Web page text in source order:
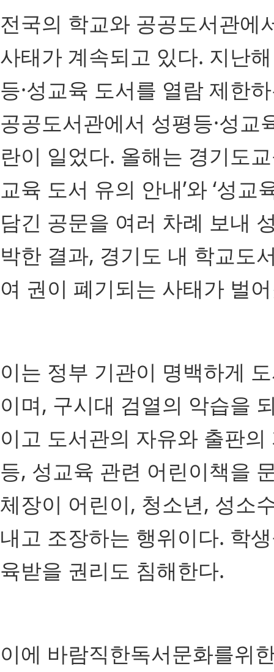
전국의 학교와 공공도서관에
사태가 계속되고 있다. 지난
등·성교육 도서를 열람 제한
공공도서관에서 성평등·성
란이 일었다. 올해는 경기도
교육 도서 유의 안내’와 ‘성
담긴 공문을 여러 차례 보내
박한 결과, 경기도 내 학교도
여 권이 폐기되는 사태가 벌
이는 정부 기관이 명백하게
이며, 구시대 검열의 악습을
이고 도서관의 자유와 출판
등, 성교육 관련 어린이책을
체장이 어린이, 청소년, 성소
내고 조장하는 행위이다. 학
육받을 권리도 침해한다.
이에 바람직한독서문화를위